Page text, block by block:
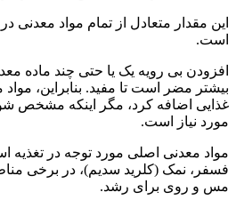
این مقدار متعادل از تمام مواد معدنی
است.
افزودن بی رویه یک یا حتی چند ماده
بیشتر مضر است تا مفید. بنابراین، مواد
غذایی اضافه کرد، مگر اینکه مشخص
مورد نیاز است.
مواد معدنی اصلی مورد توجه در تغذیه
فسفر، نمک (کلرید سدیم)، در برخی
مس و روی برای رشد.